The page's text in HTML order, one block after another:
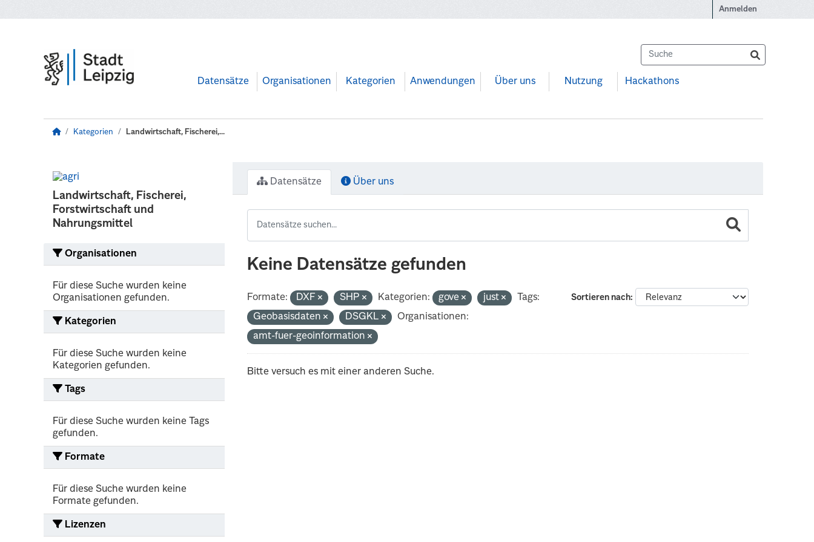
Anmelden
Datensätze Organisationen Kategorien Anwendungen Über uns Nutzung Hackathons
Kategorien Landwirtschaft, Fischerei,...
Landwirtschaft, Fischerei,
Forstwirtschaft und
Nahrungsmittel
Organisationen
Für diese Suche wurden keine
Organisationen gefunden.
Kategorien
Für diese Suche wurden keine
Kategorien gefunden.
Tags
Für diese Suche wurden keine Tags
gefunden.
Formate
Für diese Suche wurden keine
Formate gefunden.
Lizenzen
Datensätze Über uns
Keine Datensätze gefunden
Sortieren nach
Formate: DXF SHP Kategorien: gove just
Tags:
Geobasisdaten
DSGKL
Organisationen:
amt-fuer-geoinformation
Bitte versuch es mit einer anderen Suche.